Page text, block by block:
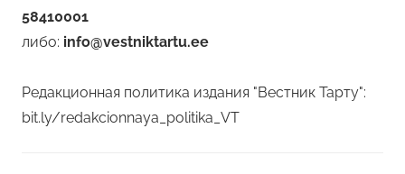
58410001
либо: info@vestniktartu.ee
Редакционная политика издания "Вестник Тарту":
bit.ly/redakcionnaya_politika_VT